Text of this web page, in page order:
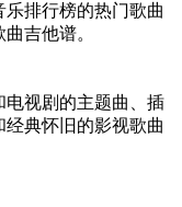
排行榜的热门歌曲
吉他谱。
电视剧的主题曲、插
典怀旧的影视歌曲